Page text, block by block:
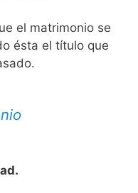
el matrimonio se
ésta el título que